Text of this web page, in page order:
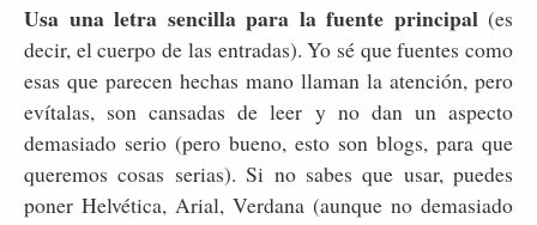
Usa una letra sencilla para la fuente principal (es
decir, el cuerpo de las entradas). Yo sé que fuentes como
esas que parecen hechas mano llaman la atención, pero
evítalas, son cansadas de leer y no dan un aspecto
demasiado serio (pero bueno, esto son blogs, para que
queremos cosas serias). Si no sabes que usar, puedes
poner Helvética, Arial, Verdana (aunque no demasiado